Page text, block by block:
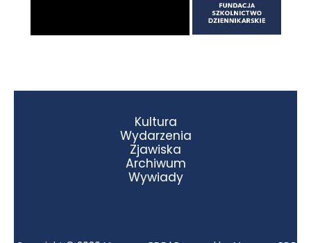
Kultura
Wydarzenia
Zjawiska
Archiwum
Wywiady